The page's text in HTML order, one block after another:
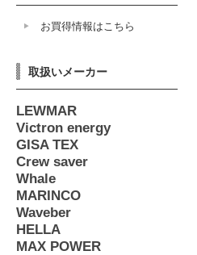
お買得情報はこちら
取扱いメーカー
LEWMAR
Victron energy
GISA TEX
Crew saver
Whale
MARINCO
Waveber
HELLA
MAX POWER